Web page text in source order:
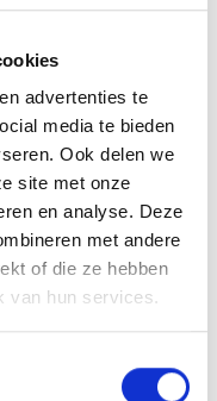
advertenties te
media te bieden
Ook delen we
site met onze
en analyse. Deze
met andere
of die ze hebben
van hun services.
OPEN DAGEN